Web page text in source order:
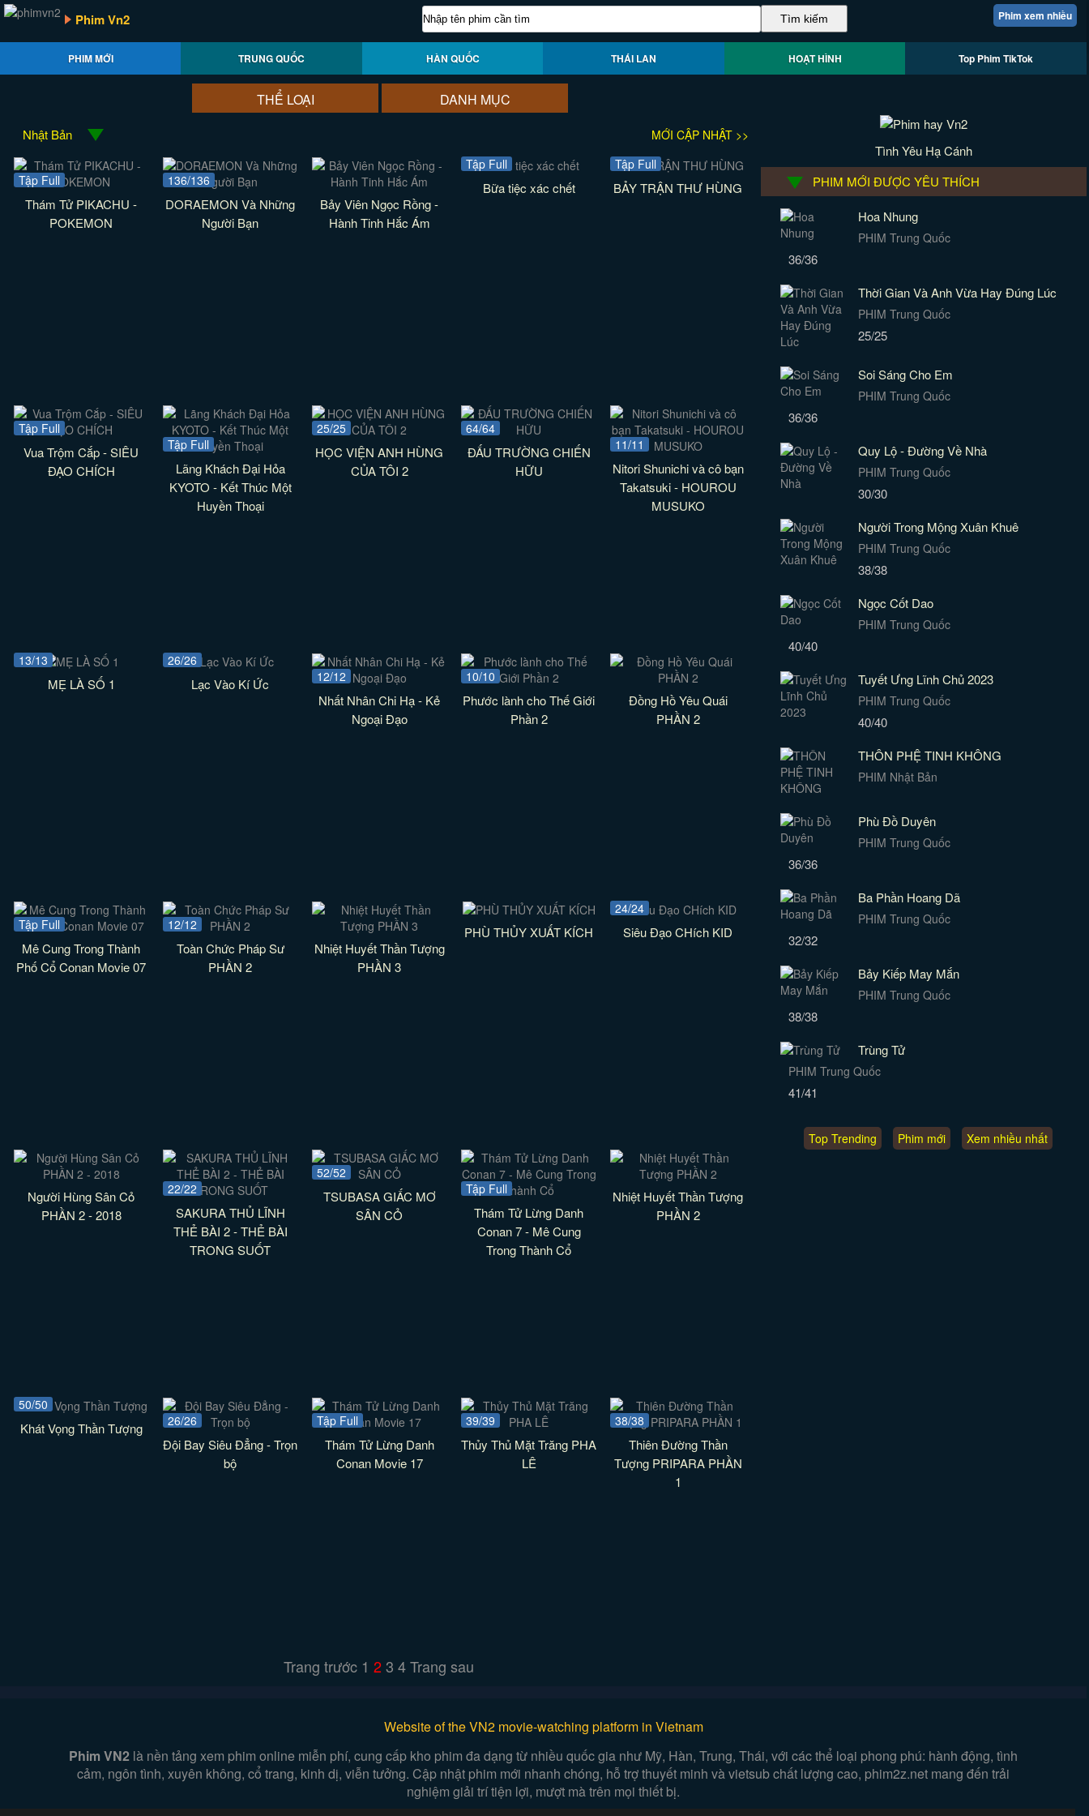
Phim xem nhiều
Phim Vn2
PHIM MỚI TRUNG QUỐC HÀN QUỐC THÁI LAN HOẠT HÌNH Top Phim TikTok
THỂ LOẠI DANH MỤC
Nhật Bản MỚI CẬP NHẬT >>
Tập Full
Thám Tử PIKACHU -
POKEMON
136/136
DORAEMON Và Những
Người Bạn
Bảy Viên Ngọc Rồng -
Hành Tinh Hắc Ám
Tập Full
Bữa tiệc xác chết
Tập Full
BẢY TRẬN THƯ HÙNG
Tập Full
Vua Trộm Cắp - SIÊU
ĐẠO CHÍCH
Tập Full
Lãng Khách Đại Hỏa
KYOTO - Kết Thúc Một
Huyền Thoại
25/25
HỌC VIỆN ANH HÙNG
CỦA TÔI 2
64/64
ĐẤU TRƯỜNG CHIẾN
HỮU
11/11
Nitori Shunichi và cô bạn
Takatsuki - HOUROU
MUSUKO
13/13
MẸ LÀ SỐ 1
26/26
Lạc Vào Kí Ức 12/12
Nhất Nhân Chi Hạ - Kẻ
Ngoại Đạo
10/10
Phước lành cho Thế Giới
Phần 2
Đồng Hồ Yêu Quái
PHẦN 2
Tập Full
Mê Cung Trong Thành
Phố Cổ Conan Movie 07
12/12
Toàn Chức Pháp Sư
PHẦN 2
Nhiệt Huyết Thần Tượng
PHẦN 3
PHÙ THỦY XUẤT KÍCH
24/24
Siêu Đạo CHích KID
Người Hùng Sân Cỏ
PHẦN 2 - 2018
22/22
SAKURA THỦ LĨNH
THẺ BÀI 2 - THẺ BÀI
TRONG SUỐT
52/52
TSUBASA GIẤC MƠ
SÂN CỎ
Tập Full
Thám Tử Lừng Danh
Conan 7 - Mê Cung
Trong Thành Cổ
Nhiệt Huyết Thần Tượng
PHẦN 2
50/50
Khát Vọng Thần Tượng 26/26
Đội Bay Siêu Đẳng - Trọn
bộ
Tập Full
Thám Tử Lừng Danh
Conan Movie 17
39/39
Thủy Thủ Mặt Trăng PHA
LÊ
38/38
Thiên Đường Thần
Tượng PRIPARA PHẦN
1
Trang trước 1 2 3 4 Trang sau
Tình Yêu Hạ Cánh
PHIM MỚI ĐƯỢC YÊU THÍCH
Hoa Nhung
PHIM Trung Quốc
36/36
Thời Gian Và Anh Vừa Hay Đúng Lúc
PHIM Trung Quốc
25/25
Soi Sáng Cho Em
PHIM Trung Quốc
36/36
Quy Lộ - Đường Về Nhà
PHIM Trung Quốc
30/30
Người Trong Mộng Xuân Khuê
PHIM Trung Quốc
38/38
Ngọc Cốt Dao
PHIM Trung Quốc
40/40
Tuyết Ưng Lĩnh Chủ 2023
PHIM Trung Quốc
40/40
THÔN PHỆ TINH KHÔNG
PHIM Nhật Bản
Phù Đồ Duyên
PHIM Trung Quốc
36/36
Ba Phần Hoang Dã
PHIM Trung Quốc
32/32
Bảy Kiếp May Mắn
PHIM Trung Quốc
38/38
Trùng Tử
PHIM Trung Quốc
41/41
Top Trending Phim mới Xem nhiều nhất
Website of the VN2 movie-watching platform in Vietnam
Phim VN2 là nền tảng xem phim online miễn phí, cung cấp kho phim đa dạng từ nhiều quốc gia như Mỹ, Hàn, Trung, Thái, với các thể loại phong phú: hành động, tình
cảm, ngôn tình, xuyên không, cổ trang, kinh dị, viễn tưởng. Cập nhật phim mới nhanh chóng, hỗ trợ thuyết minh và vietsub chất lượng cao, phim2z.net mang đến trải
nghiệm giải trí tiện lợi, mượt mà trên mọi thiết bị.